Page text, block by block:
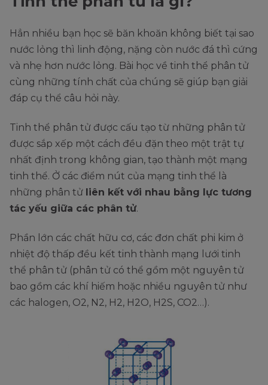
Hẳn nhiều bạn học sẽ băn khoăn không biết tại sao
nước lỏng thì linh động, nặng còn nước đá thì cứng
và nhẹ hơn nước lỏng. Bài học về tinh thể phân tử
cùng những tính chất của chúng sẽ giúp bạn giải
đáp cụ thể câu hỏi này.
Tinh thể phân tử được cấu tạo từ những phân tử
được sắp xếp một cách đều đặn theo một trật tự
nhất định trong không gian, tạo thành một mạng
tinh thể. Ở các điểm nút của mạng tinh thể là
những phân tử liên kết với nhau bằng lực tương
tác yếu giữa các phân tử.
Phần lớn các chất hữu cơ, các đơn chất phi kim ở
nhiệt độ thấp đều kết tinh thành mạng lưới tinh
thể phân tử (phân tử có thể gồm một nguyên tử
bao gồm các khí hiếm hoặc nhiều nguyên tử như
các halogen, O2, N2, H2, H2O, H2S, CO2…).